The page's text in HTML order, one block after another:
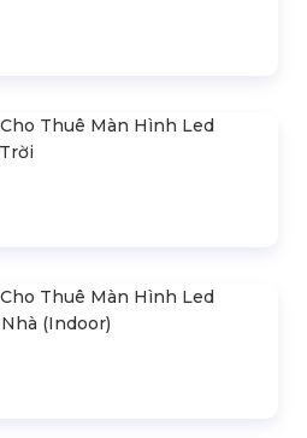
Thuê Màn Hình Led
Thuê Màn Hình Led
(Indoor)